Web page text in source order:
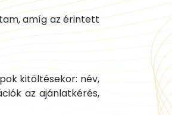
amíg az érintett
kitöltésekor: név,
az ajánlatkérés,